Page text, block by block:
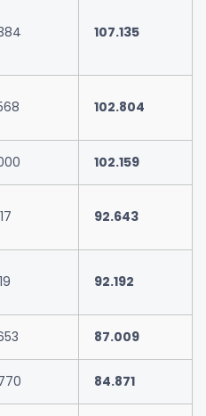
107.135
102.804
102.159
92.643
92.192
87.009
84.871